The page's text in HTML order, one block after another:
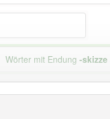
Wörter mit Endung-skizze